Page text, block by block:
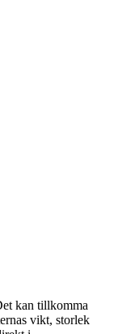
kan tillkomma
vikt, storlek